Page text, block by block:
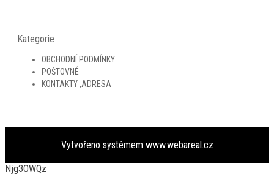
Kategorie
OBCHODNÍ PODMÍNKY
POŠTOVNÉ
KONTAKTY ,ADRESA
Vytvořeno systémem www.webareal.cz
Njg3OWQz